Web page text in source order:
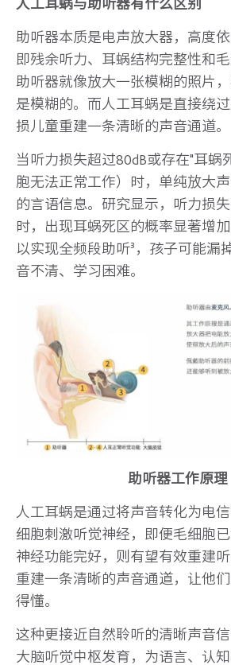
人工耳蜗与助听器有什么区别
助听器本质是电声放大器，高度依
即残余听力、耳蜗结构完整性和毛
助听器就像放大一张模糊的照片
是模糊的。而人工耳蜗是直接绕
损儿童重建一条清晰的声音通道。
当听力损失超过80dB或存在"耳蜗
胞无法正常工作）时，单纯放大
的言语信息。研究显示，听力损
时，出现耳蜗死区的概率显著增
以实现全频段助听³，孩子可能漏
音不清、学习困难。
助听器工作原理
人工耳蜗是通过将声音转化为电
细胞刺激听觉神经，即便毛细胞
神经功能完好，则有望有效重建
重建一条清晰的声音通道，让他
得懂。
这种更接近自然聆听的清晰声音
大脑听觉中枢发育，为语言、认